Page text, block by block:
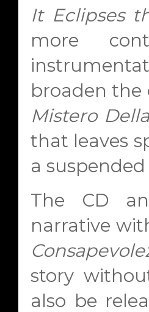
It Eclipses
more
broaden the
Mistero
that leaves
a
The CD
narrative
story
also be